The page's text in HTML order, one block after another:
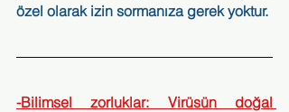
özel olarak izin sormanıza gerek yoktur.
-Bilimsel zorluklar: Virüsün doğal